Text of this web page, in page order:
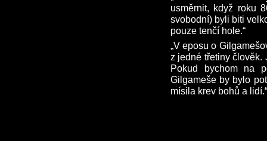
usměrnit, když roku
svobodní) byli biti
pouze tenčí hole.“
„V eposu o
z jedné třetiny člověk.
Pokud bychom na
Gilgameše by bylo
mísila krev bohů a lidí.“